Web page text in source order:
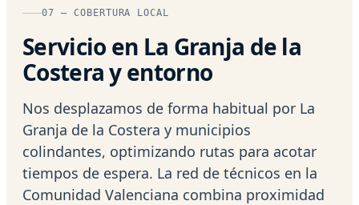
07 — COBERTURA LOCAL
Servicio en La Granja de la
Costera y entorno
Nos desplazamos de forma habitual por La
Granja de la Costera y municipios
colindantes, optimizando rutas para acotar
tiempos de espera. La red de técnicos en la
Comunidad Valenciana combina proximidad